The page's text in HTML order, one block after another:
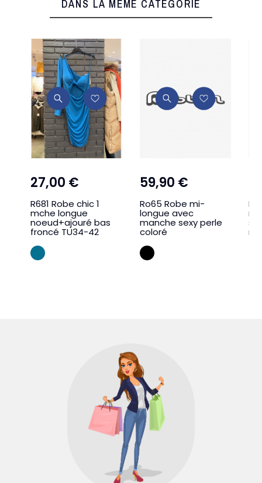
DANS LA MÊME CATÉGORIE
27,00 €
R681 Robe chic 1
mche longue
noeud+ajouré bas
froncé TU34-42
BLEU CANAR
59,90 €
Ro65 Robe mi-
longue avec
manche sexy perle
coloré
Noir
s/